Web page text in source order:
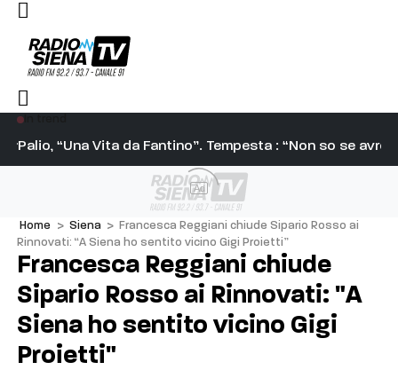
Palio, “Una Vita da Fantino”. Tempesta : “Non so se
e il recupero degli immobili dismessi
Ad
Home > Siena >
Francesca Reggiani chiude Sipario Rosso ai
Rinnovati: “A Siena ho sentito vicino Gigi Proietti”
Francesca Reggiani chiude
Sipario Rosso ai Rinnovati: "A
Siena ho sentito vicino Gigi
Proietti"